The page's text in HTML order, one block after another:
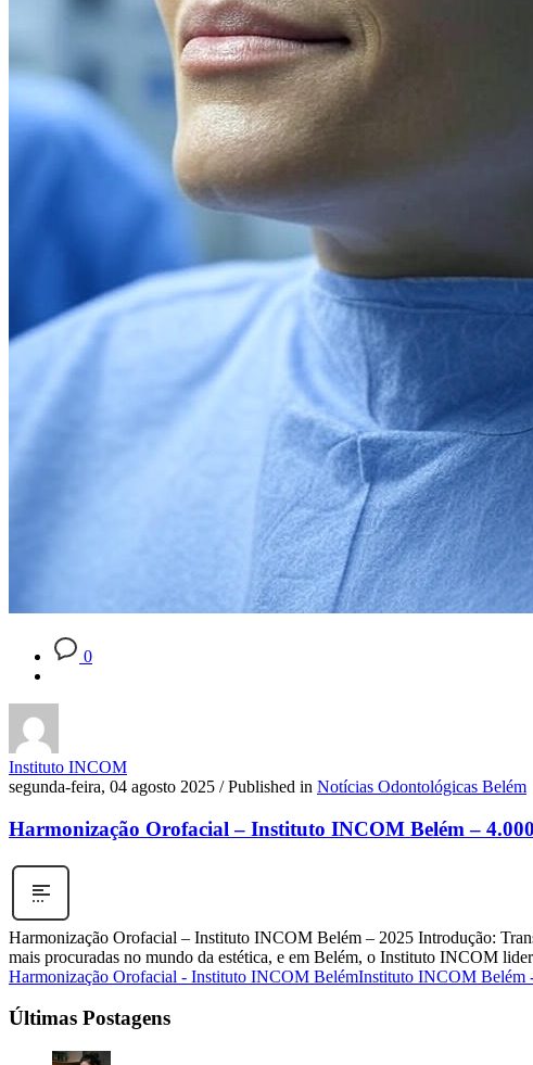
0
Instituto INCOM
segunda-feira, 04 agosto 2025 / Published in Notícias Odontológicas Belém
Harmonização Orofacial – Instituto INCOM Belém –
Harmonização Orofacial – Instituto INCOM Belém – 2025 Introdução:
mais procuradas no mundo da estética, e em Belém, o Instituto INCOM
Harmonização Orofacial - Instituto INCOM BelémInstituto INCOM Belém
Últimas Postagens